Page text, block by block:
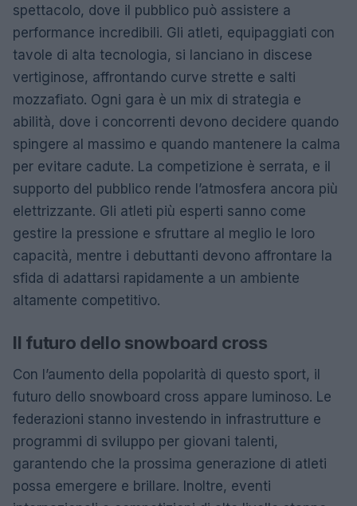
spettacolo, dove il pubblico può assistere a
performance incredibili. Gli atleti, equipaggiati con
tavole di alta tecnologia, si lanciano in discese
vertiginose, affrontando curve strette e salti
mozzafiato. Ogni gara è un mix di strategia e
abilità, dove i concorrenti devono decidere quando
spingere al massimo e quando mantenere la calma
per evitare cadute. La competizione è serrata, e il
supporto del pubblico rende l’atmosfera ancora più
elettrizzante. Gli atleti più esperti sanno come
gestire la pressione e sfruttare al meglio le loro
capacità, mentre i debuttanti devono affrontare la
sfida di adattarsi rapidamente a un ambiente
altamente competitivo.
Il futuro dello snowboard cross
Con l’aumento della popolarità di questo sport, il
futuro dello snowboard cross appare luminoso. Le
federazioni stanno investendo in infrastrutture e
programmi di sviluppo per giovani talenti,
garantendo che la prossima generazione di atleti
possa emergere e brillare. Inoltre, eventi